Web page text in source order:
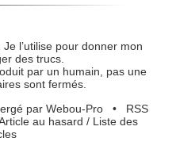
l’utilise pour donner mon
des trucs.
par un humain, pas une
sont fermés.
par Webou-Pro• RSS
au hasard / Liste des